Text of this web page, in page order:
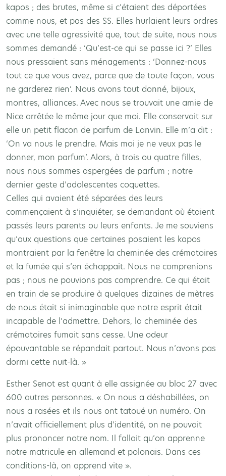
kapos ; des brutes, même si c’étaient des déportées
comme nous, et pas des SS. Elles hurlaient leurs ordres
avec une telle agressivité que, tout de suite, nous nous
sommes demandé : ‘Qu’est-ce qui se passe ici ?’ Elles
nous pressaient sans ménagements : ‘Donnez-nous
tout ce que vous avez, parce que de toute façon, vous
ne garderez rien’. Nous avons tout donné, bijoux,
montres, alliances. Avec nous se trouvait une amie de
Nice arrêtée le même jour que moi. Elle conservait sur
elle un petit flacon de parfum de Lanvin. Elle m’a dit :
‘On va nous le prendre. Mais moi je ne veux pas le
donner, mon parfum’. Alors, à trois ou quatre filles,
nous nous sommes aspergées de parfum ; notre
dernier geste d’adolescentes coquettes.
Celles qui avaient été séparées des leurs
commençaient à s’inquiéter, se demandant où étaient
passés leurs parents ou leurs enfants. Je me souviens
qu’aux questions que certaines posaient les kapos
montraient par la fenêtre la cheminée des crématoires
et la fumée qui s’en échappait. Nous ne comprenions
pas ; nous ne pouvions pas comprendre. Ce qui était
en train de se produire à quelques dizaines de mètres
de nous était si inimaginable que notre esprit était
incapable de l’admettre. Dehors, la cheminée des
crématoires fumait sans cesse. Une odeur
épouvantable se répandait partout. Nous n’avons pas
dormi cette nuit-là. »
Esther Senot est quant à elle assignée au bloc 27 avec
600 autres personnes. « On nous a déshabillées, on
nous a rasées et ils nous ont tatoué un numéro. On
n’avait officiellement plus d’identité, on ne pouvait
plus prononcer notre nom. Il fallait qu’on apprenne
notre matricule en allemand et polonais. Dans ces
conditions-là, on apprend vite ».